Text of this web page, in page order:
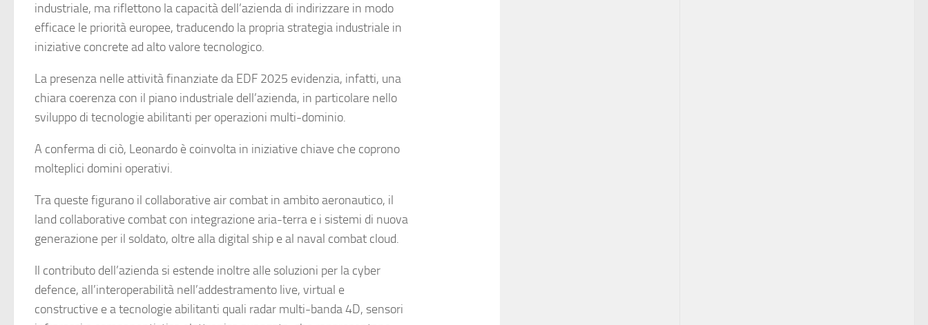
industriale, ma riflettono la capacità dell’azienda di indirizzare in modo
efficace le priorità europee, traducendo la propria strategia industriale in
iniziative concrete ad alto valore tecnologico.
La presenza nelle attività finanziate da EDF 2025 evidenzia, infatti, una
chiara coerenza con il piano industriale dell’azienda, in particolare nello
sviluppo di tecnologie abilitanti per operazioni multi-dominio.
A conferma di ciò, Leonardo è coinvolta in iniziative chiave che coprono
molteplici domini operativi.
Tra queste figurano il collaborative air combat in ambito aeronautico, il
land collaborative combat con integrazione aria-terra e i sistemi di nuova
generazione per il soldato, oltre alla digital ship e al naval combat cloud.
Il contributo dell’azienda si estende inoltre alle soluzioni per la cyber
defence, all’interoperabilità nell’addestramento live, virtual e
constructive e a tecnologie abilitanti quali radar multi-banda 4D, sensori